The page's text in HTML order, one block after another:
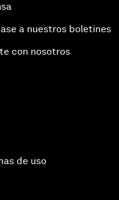
a nuestros boletines
con nosotros
de uso